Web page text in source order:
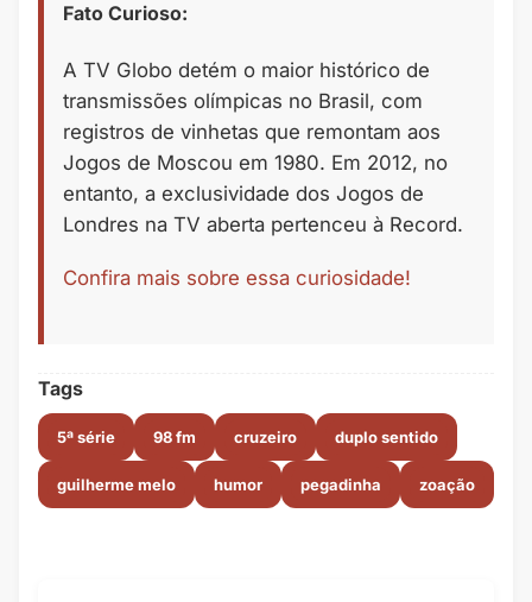
Fato Curioso:
A TV Globo detém o maior histórico de
transmissões olímpicas no Brasil, com
registros de vinhetas que remontam aos
Jogos de Moscou em 1980. Em 2012, no
entanto, a exclusividade dos Jogos de
Londres na TV aberta pertenceu à Record.
Confira mais sobre essa curiosidade!
Tags
5ª série 98 fm cruzeiro duplo sentido
guilherme melo humor pegadinha zoação